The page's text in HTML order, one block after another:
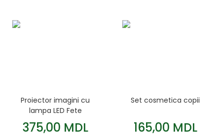
Proiector imagini cu
lampa LED Fete
375,00 MDL
Set cosmetica copii
165,00 MDL